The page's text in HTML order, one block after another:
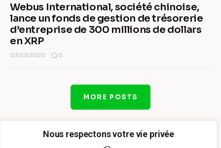
Nous respectons votre vie privée
Webus International, société chinoise,
lance un fonds de gestion de trésorerie
d’entreprise de 300 millions de dollars
en XRP
03/23/2020 0
MORE POSTS